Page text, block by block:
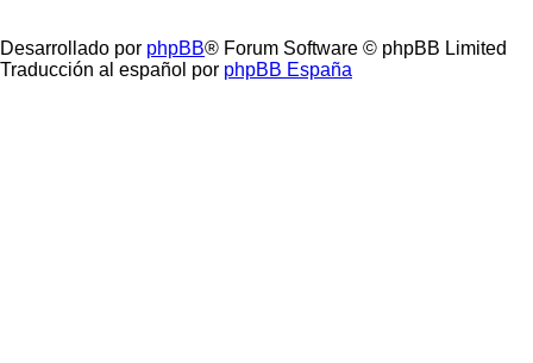
Desarrollado por phpBB® Forum Software © phpBB Limited
Traducción al español por phpBB España